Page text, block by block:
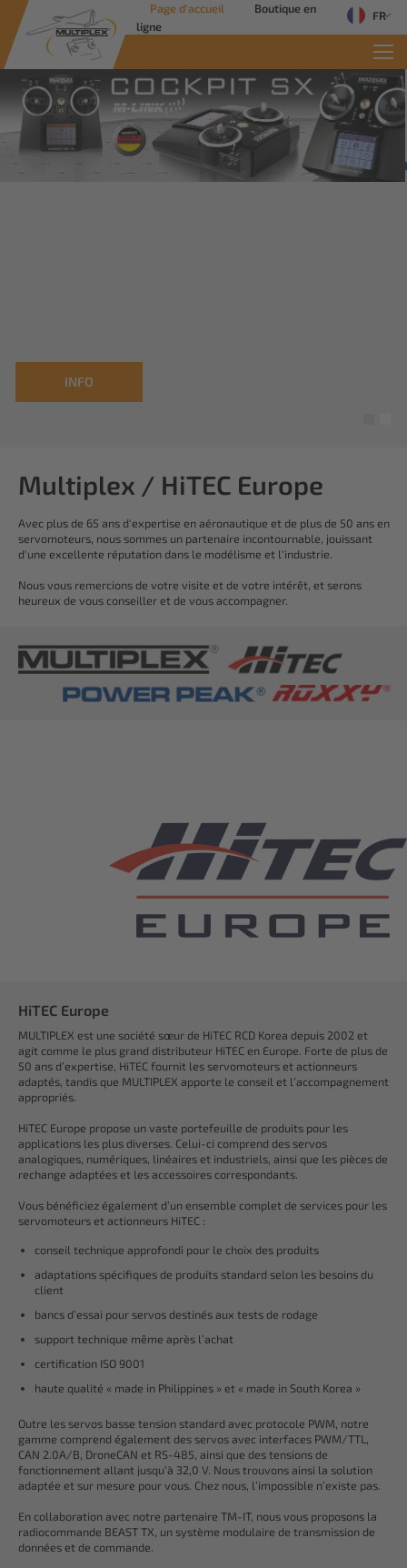
Page d'accueil
Boutique en
ligne
FR
Savoir plus
Multiplex / HiTEC Europe
Avec plus de 65 ans d'expertise en aéronautique et de plus de 50 ans en
servomoteurs, nous sommes un partenaire incontournable, jouissant
d'une excellente réputation dans le modélisme et l'industrie.
Nous vous remercions de votre visite et de votre intérêt, et serons
heureux de vous conseiller et de vous accompagner.
HiTEC Europe
MULTIPLEX est une société sœur de HiTEC RCD Korea depuis 2002 et
agit comme le plus grand distributeur HiTEC en Europe. Forte de plus de
50 ans d’expertise, HiTEC fournit les servomoteurs et actionneurs
adaptés, tandis que MULTIPLEX apporte le conseil et l’accompagnement
appropriés.
HiTEC Europe propose un vaste portefeuille de produits pour les
applications les plus diverses. Celui-ci comprend des servos
analogiques, numériques, linéaires et industriels, ainsi que les pièces de
rechange adaptées et les accessoires correspondants.
Vous bénéficiez également d’un ensemble complet de services pour les
servomoteurs et actionneurs HiTEC :
conseil technique approfondi pour le choix des produits
adaptations spécifiques de produits standard selon les besoins du
client
bancs d’essai pour servos destinés aux tests de rodage
support technique même après l’achat
certification ISO 9001
haute qualité « made in Philippines » et « made in South Korea »
Outre les servos basse tension standard avec protocole PWM, notre
gamme comprend également des servos avec interfaces PWM/TTL,
CAN 2.0A/B, DroneCAN et RS-485, ainsi que des tensions de
fonctionnement allant jusqu’à 32,0 V. Nous trouvons ainsi la solution
adaptée et sur mesure pour vous. Chez nous, l’impossible n’existe pas.
En collaboration avec notre partenaire TM-IT, nous vous proposons la
radiocommande BEAST TX, un système modulaire de transmission de
données et de commande.